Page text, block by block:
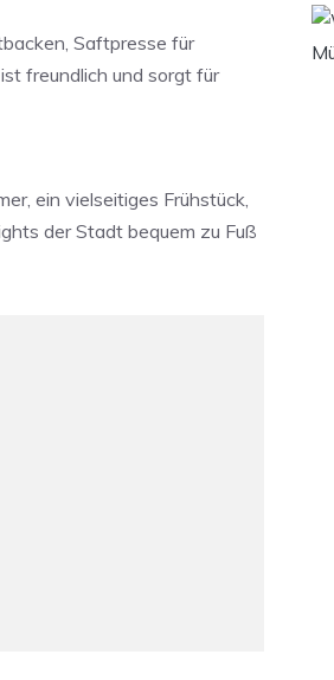
Saftpresse für
freundlich und sorgt für
ein vielseitiges Frühstück,
der Stadt bequem zu Fuß